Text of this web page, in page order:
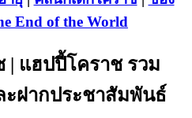
End of the World
| แฮปปี้โคราช รวม
ะฝากประชาสัมพันธ์